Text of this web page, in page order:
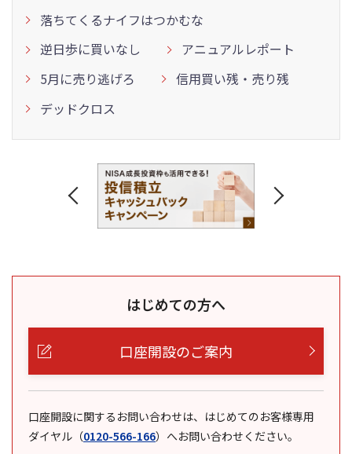
落ちてくるナイフはつかむな
逆日歩に買いなし
アニュアルレポート
5月に売り逃げろ
信用買い残・売り残
デッドクロス
はじめての方へ
口座開設のご案内
口座開設に関するお問い合わせは、はじめてのお客様専用
ダイヤル （0120-566-166） へお問い合わせください。